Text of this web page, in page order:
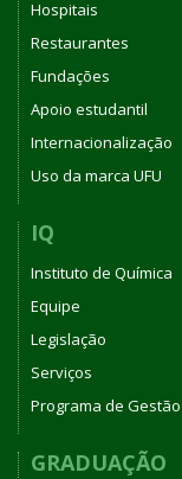
Hospitais
Restaurantes
Fundações
Apoio estudantil
Internacionalização
Uso da marca UFU
IQ
Instituto de Química
Equipe
Legislação
Serviços
Programa de Gestão
GRADUAÇÃO